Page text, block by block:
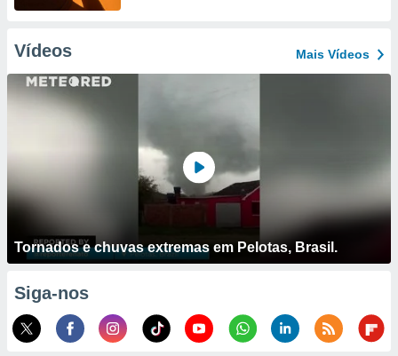
Vídeos Mais Vídeos
Tornados e chuvas extremas em Pelotas, Brasil.
Siga-nos